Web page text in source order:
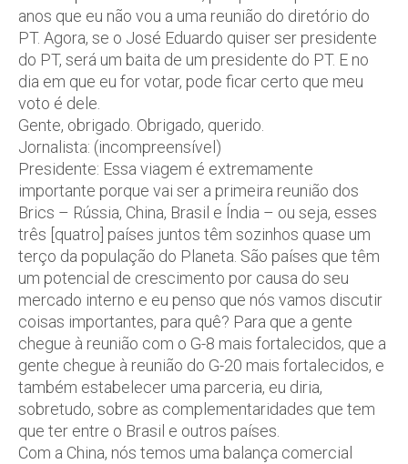
anos que eu não vou a uma reunião do diretório do
PT. Agora, se o José Eduardo quiser ser presidente
do PT, será um baita de um presidente do PT. E no
dia em que eu for votar, pode ficar certo que meu
voto é dele.
Gente, obrigado. Obrigado, querido.
Jornalista: (incompreensível)
Presidente: Essa viagem é extremamente
importante porque vai ser a primeira reunião dos
Brics – Rússia, China, Brasil e Índia – ou seja, esses
três [quatro] países juntos têm sozinhos quase um
terço da população do Planeta. São países que têm
um potencial de crescimento por causa do seu
mercado interno e eu penso que nós vamos discutir
coisas importantes, para quê? Para que a gente
chegue à reunião com o G-8 mais fortalecidos, que a
gente chegue à reunião do G-20 mais fortalecidos, e
também estabelecer uma parceria, eu diria,
sobretudo, sobre as complementaridades que tem
que ter entre o Brasil e outros países.
Com a China, nós temos uma balança comercial